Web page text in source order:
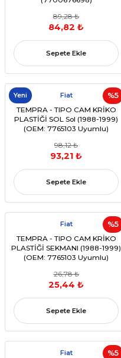
89,28 ₺
84,82 ₺
Sepete Ekle
%5
Yeni Fiat
TEMPRA - TIPO CAM KRİKO
PLASTİĞİ SOL Sol (1988-1999)
(OEM: 7765103 Uyumlu)
98,12 ₺
93,21 ₺
Sepete Ekle
%5
Fiat
TEMPRA - TIPO CAM KRİKO
PLASTİĞİ SEKMANI (1988-1999)
(OEM: 7765103 Uyumlu)
26,78 ₺
25,44 ₺
Sepete Ekle
%5
Fiat